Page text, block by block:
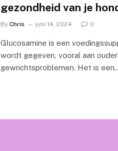
gezondheid van je
By Chris juni 14, 2024 0
Glucosamine is een
wordt gegeven, vooral aan
gewrichtsproblemen. Het is